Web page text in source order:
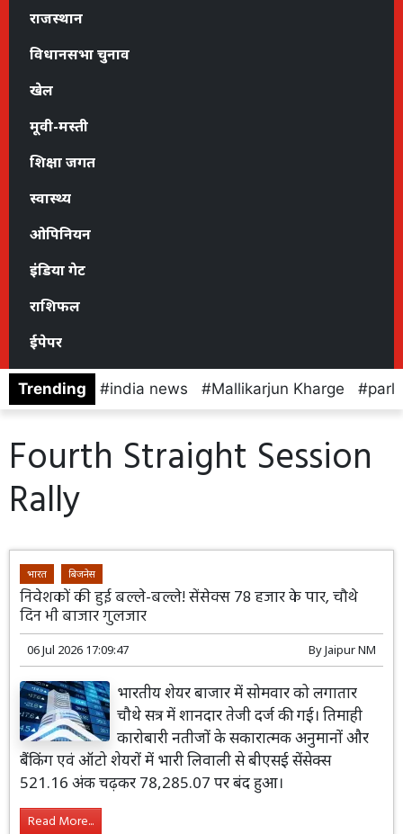
राजस्थान
विधानसभा चुनाव
खेल
मूवी-मस्ती
शिक्षा जगत
स्वास्थ्य
ओपिनियन
इंडिया गेट
राशिफल
ईपेपर
Trending india news Mallikarjun Kharge
Fourth Straight Session
Rally
भारत बिजनेस
निवेशकों की हुई बल्ले-बल्ले! सेंसेक्स 78 हजार के पार, चौथे
दिन भी बाजार गुलजार
06 Jul 2026 17:09:47 ByJaipur NM
भारतीय शेयर बाजार में सोमवार को लगातार
चौथे सत्र में शानदार तेजी दर्ज की गई। तिमाही
कारोबारी नतीजों के सकारात्मक अनुमानों और
बैंकिंग एवं ऑटो शेयरों में भारी लिवाली से बीएसई सेंसेक्स
521.16 अंक चढ़कर 78,285.07 पर बंद हुआ।
Read More...